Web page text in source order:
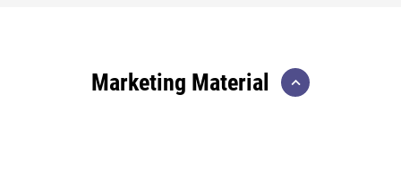
Marketing Material